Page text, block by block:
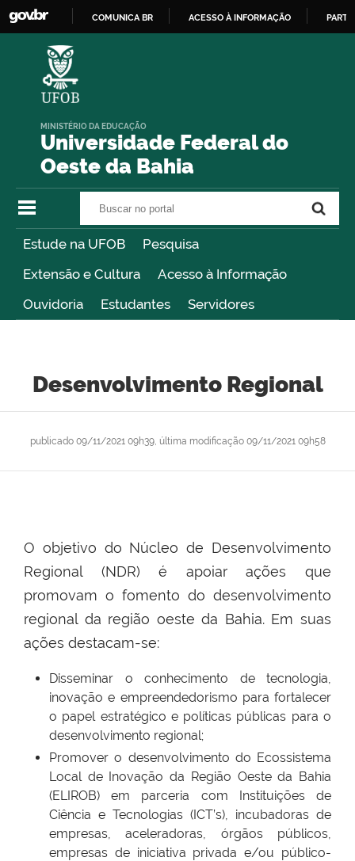
COMUNICA BR ACESSO À INFORMAÇÃO
Universidade Federal do
Oeste da Bahia
MINISTÉRIO DA EDUCAÇÃO
Estude na UFOB
Pesquisa
Extensão e Cultura
Acesso à Informação
Ouvidoria
Estudantes Servidores
Desenvolvimento Regional
publicado09/11/2021 09h39, última modificação09/11/2021 09h58
O objetivo do Núcleo de Desenvolvimento
Regional (NDR) é apoiar ações que
promovam o fomento do desenvolvimento
regional da região oeste da Bahia. Em suas
ações destacam-se:
Disseminar o conhecimento de tecnologia,
inovação e empreendedorismo para fortalecer
o papel estratégico e políticas públicas para o
desenvolvimento regional;
Promover o desenvolvimento do Ecossistema
Local de Inovação da Região Oeste da Bahia
(ELIROB) em parceria com Instituições de
Ciência e Tecnologias (ICT’s), incubadoras de
empresas, aceleradoras, órgãos públicos,
empresas de iniciativa privada e/ou público-